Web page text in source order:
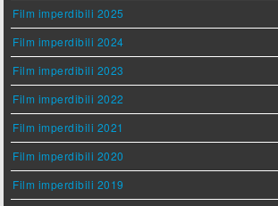
Film imperdibili 2025
Film imperdibili 2024
Film imperdibili 2023
Film imperdibili 2022
Film imperdibili 2021
Film imperdibili 2020
Film imperdibili 2019